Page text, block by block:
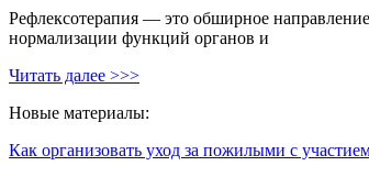
Рефлексотерапия — это обширное
нормализации функций органов и
Читать далее >>>
Новые материалы:
Как организовать уход за пожилыми с